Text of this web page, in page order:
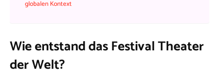
globalen Kontext
Wie entstand das Festival Theater
der Welt?